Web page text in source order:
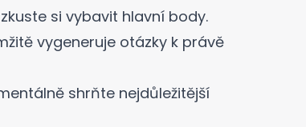
si vybavit hlavní body.
vygeneruje otázky k právě
shrňte nejdůležitější